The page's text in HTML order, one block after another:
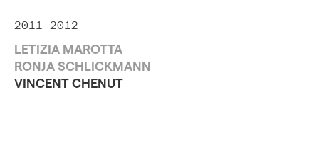
2011-2012
LETIZIA MAROTTA
RONJA SCHLICKMANN
VINCENT CHENUT